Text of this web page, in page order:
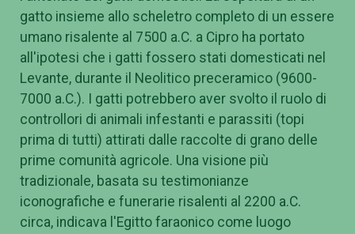
gatto insieme allo scheletro completo di un essere
umano risalente al 7500 a.C. a Cipro ha portato
all'ipotesi che i gatti fossero stati domesticati nel
Levante, durante il Neolitico preceramico (9600-
7000 a.C.). I gatti potrebbero aver svolto il ruolo di
controllori di animali infestanti e parassiti (topi
prima di tutti) attirati dalle raccolte di grano delle
prime comunità agricole. Una visione più
tradizionale, basata su testimonianze
iconografiche e funerarie risalenti al 2200 a.C.
circa, indicava l'Egitto faraonico come luogo